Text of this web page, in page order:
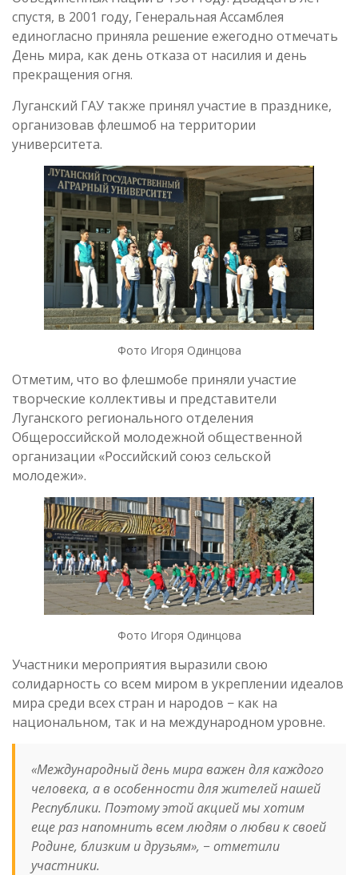
спустя, в 2001 году, Генеральная Ассамблея
единогласно приняла решение ежегодно отмечать
День мира, как день отказа от насилия и день
прекращения огня.
Луганский ГАУ также принял участие в празднике,
организовав флешмоб на территории
университета.
Фото Игоря Одинцова
Отметим, что во флешмобе приняли участие
творческие коллективы и представители
Луганского регионального отделения
Общероссийской молодежной общественной
организации «Российский союз сельской
молодежи».
Фото Игоря Одинцова
Участники мероприятия выразили свою
солидарность со всем миром в укреплении идеалов
мира среди всех стран и народов − как на
национальном, так и на международном уровне.
«Международный день мира важен для каждого
человека, а в особенности для жителей нашей
Республики. Поэтому этой акцией мы хотим
еще раз напомнить всем людям о любви к своей
Родине, близким и друзьям», − отметили
участники.